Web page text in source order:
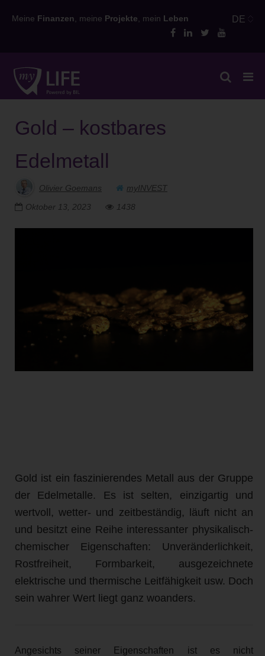
to
Meine Finanzen , meine Projekte , mein Leben DE
Gold – kostbares
Edelmetall
Olivier Goemans
myINVEST
Oktober 13, 2023
1438
Gold ist ein faszinierendes Metall aus der Gruppe
der Edelmetalle. Es ist selten, einzigartig und
wertvoll, wetter- und zeitbeständig, läuft nicht an
und besitzt eine Reihe interessanter physikalisch-
chemischer Eigenschaften: Unveränderlichkeit,
Rostfreiheit, Formbarkeit, ausgezeichnete
elektrische und thermische Leitfähigkeit usw. Doch
sein wahrer Wert liegt ganz woanders.
Angesichts seiner Eigenschaften ist es nicht